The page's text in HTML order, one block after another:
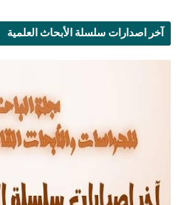
آخر اصدارات سلسلة الأبحاث العلمية